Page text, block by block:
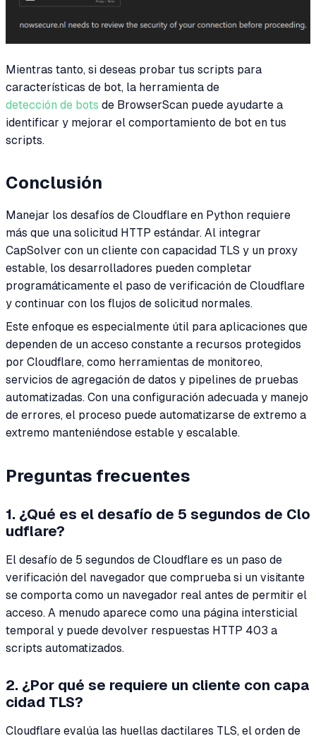
Mientras tanto, si deseas probar tus scripts para
características de bot, la herramienta de
detección de bots de BrowserScan puede ayudarte a
identificar y mejorar el comportamiento de bot en tus
scripts.
Conclusión
Manejar los desafíos de Cloudflare en Python requiere
más que una solicitud HTTP estándar. Al integrar
CapSolver con un cliente con capacidad TLS y un proxy
estable, los desarrolladores pueden completar
programáticamente el paso de verificación de Cloudflare
y continuar con los flujos de solicitud normales.
Este enfoque es especialmente útil para aplicaciones que
dependen de un acceso constante a recursos protegidos
por Cloudflare, como herramientas de monitoreo,
servicios de agregación de datos y pipelines de pruebas
automatizadas. Con una configuración adecuada y manejo
de errores, el proceso puede automatizarse de extremo a
extremo manteniéndose estable y escalable.
Preguntas frecuentes
1. ¿Qué es el desafío de 5 segundos de Clo
udflare?
El desafío de 5 segundos de Cloudflare es un paso de
verificación del navegador que comprueba si un visitante
se comporta como un navegador real antes de permitir el
acceso. A menudo aparece como una página intersticial
temporal y puede devolver respuestas HTTP 403 a
scripts automatizados.
2. ¿Por qué se requiere un cliente con capa
cidad TLS?
Cloudflare evalúa las huellas dactilares TLS, el orden de